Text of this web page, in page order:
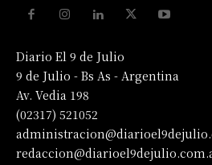
Diario El 9 de Julio
9 de Julio - Bs As - Argentina
Av. Vedia 198
(02317) 521052